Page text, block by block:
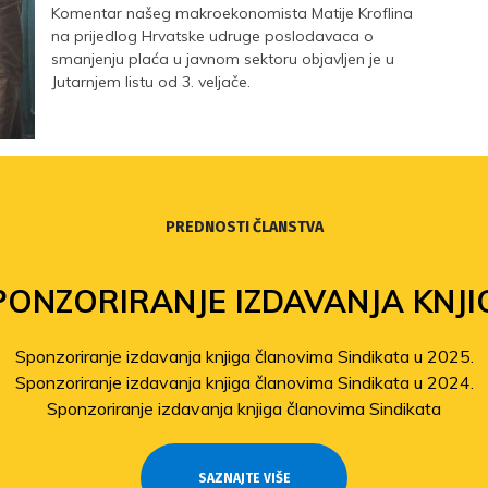
Komentar našeg makroekonomista Matije Kroflina
na prijedlog Hrvatske udruge poslodavaca o
smanjenju plaća u javnom sektoru objavljen je u
Jutarnjem listu od 3. veljače.
PREDNOSTI ČLANSTVA
IZDAVANJA
Sponzoriranje izdavanja knjiga članovima Sindikata u 2025.
Sponzoriranje izdavanja knjiga članovima Sindikata u 2024.
Sponzoriranje izdavanja knjiga članovima Sindikata
SAZNAJTE VIŠE